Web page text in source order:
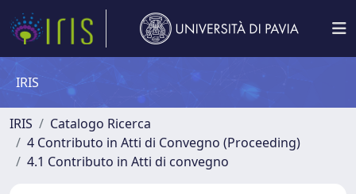
IRIS
IRIS
Catalogo Ricerca
4 Contributo in Atti di Convegno (Proceeding)
4.1 Contributo in Atti di convegno